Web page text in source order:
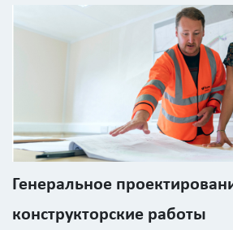
Генеральное
конструкторские работы
Вид